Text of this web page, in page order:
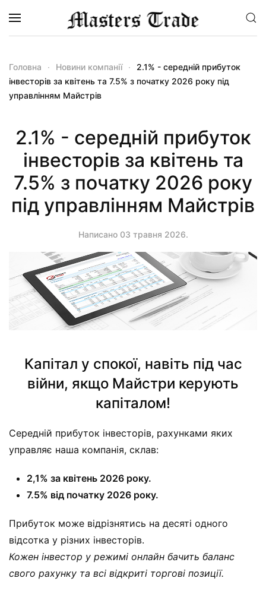
Перейти до основного вмісту
Головна Новини компанії
2.1% - середній прибуток
інвесторів за квітень та 7.5% з початку 2026 року під
управлінням Майстрів
2.1% - середній прибуток
інвесторів за квітень та
7.5% з початку 2026 року
під управлінням Майстрів
Написано 03 травня 2026.
Капітал у спокої, навіть під час
війни, якщо Майстри керують
капіталом!
Середній прибуток інвесторів, рахунками яких
управляє наша компанія, склав:
2,1% за квітень 2026 року.
7.5% від початку 2026 року.
Прибуток може відрізнятись на десяті одного
відсотка у різних інвесторів.
Кожен інвестор у режимі онлайн бачить баланс
свого рахунку та всі відкриті торгові позиції.